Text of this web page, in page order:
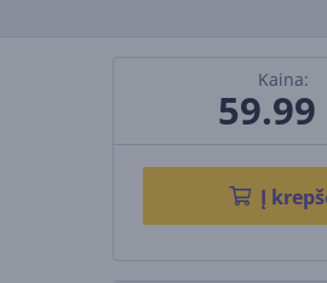
Kaina:
59.99
Į